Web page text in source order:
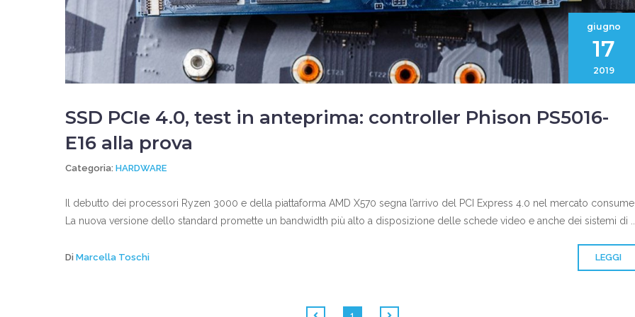
giugno
17
2019
SSD PCIe 4.0, test in anteprima: controller Phison PS5016-
E16 alla prova
Categoria: HARDWARE
Il debutto dei processori Ryzen 3000 e della piattaforma AMD X570 segna l’arrivo del PCI Express 4.0 nel mercato
La nuova versione dello standard promette un bandwidth più alto a disposizione delle schede video e anche dei sistemi di
Di Marcella Toschi LEGGI